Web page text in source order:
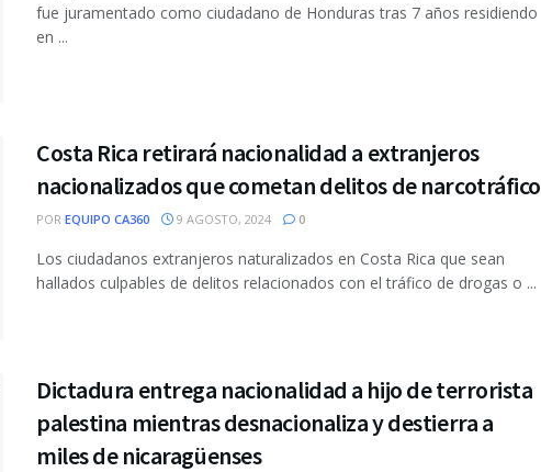
fue juramentado como ciudadano de Honduras tras 7 años residiendo
en ...
Costa Rica retirará nacionalidad a extranjeros
nacionalizados que cometan delitos de narcotráfico
POR EQUIPO CA360 9 AGOSTO, 2024 0
Los ciudadanos extranjeros naturalizados en Costa Rica que sean
hallados culpables de delitos relacionados con el tráfico de drogas o ...
Dictadura entrega nacionalidad a hijo de terrorista
palestina mientras desnacionaliza y destierra a
miles de nicaragüenses